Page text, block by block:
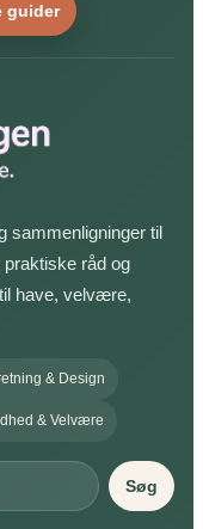
guider
sammenligninger til
praktiske råd og
have, velvære,
& Design
& Velvære
Søg